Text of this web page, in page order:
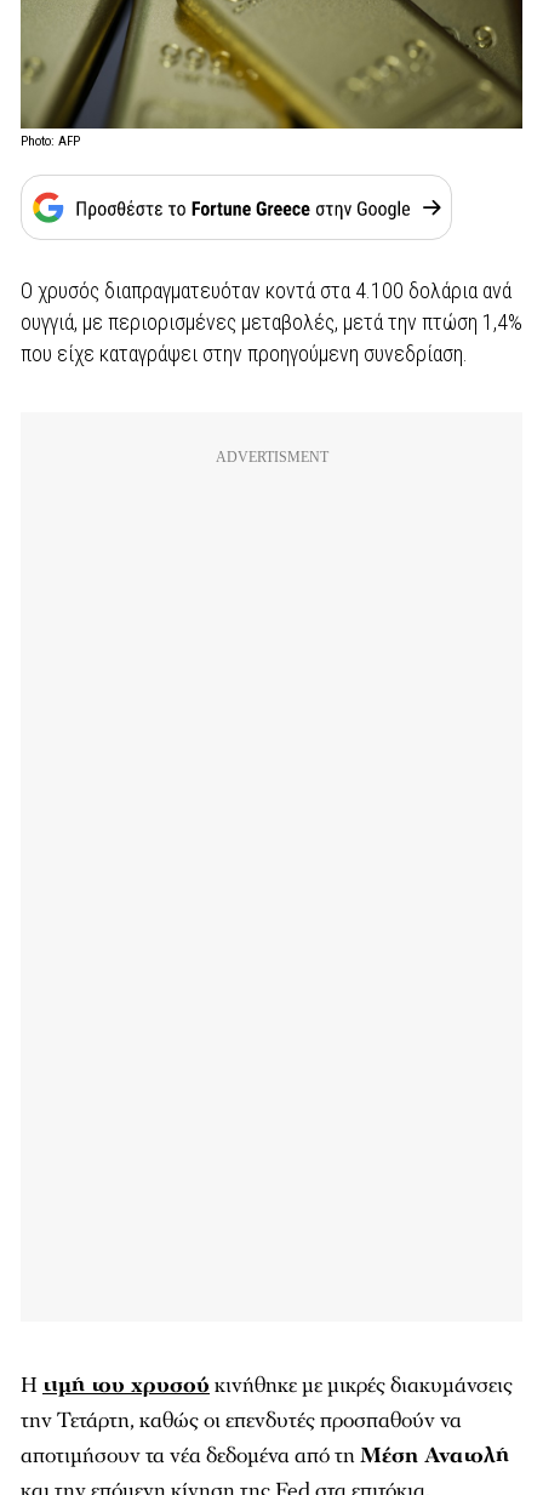
Photo: AFP
Ο χρυσός διαπραγματευόταν κοντά στα 4.100 δολάρια ανά
ουγγιά, με περιορισμένες μεταβολές, μετά την πτώση 1,4%
που είχε καταγράψει στην προηγούμενη συνεδρίαση.
Η τιμή του χρυσού κινήθηκε με μικρές διακυμάνσεις
την Τετάρτη, καθώς οι επενδυτές προσπαθούν να
αποτιμήσουν τα νέα δεδομένα από τηΜέση Ανατολή